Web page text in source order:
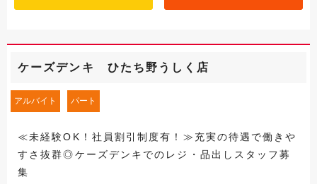
ケーズデンキ ひたち野うしく店
アルバイト パート
≪未経験OK！社員割引制度有！≫充実の待遇で働きや
すさ抜群◎ケーズデンキでのレジ・品出しスタッフ募
集